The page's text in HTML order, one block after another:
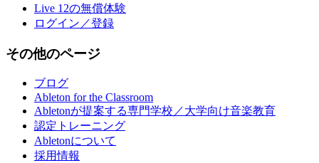
Live 12の無償体験
ログイン／登録
その他のページ
ブログ
Ableton for the Classroom
Abletonが提案する専門学校／大学向け音楽教育
認定トレーニング
Abletonについて
採用情報